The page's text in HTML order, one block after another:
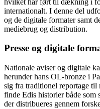
internationalt. I denne del
og de digitale formater samt
mediebrug og distribution.
Presse og digitale
Nationale aviser og digitale
herunder hans OL-bronze i
sig fra traditionel reportage til
finde Edis historier både
der distribueres gennem